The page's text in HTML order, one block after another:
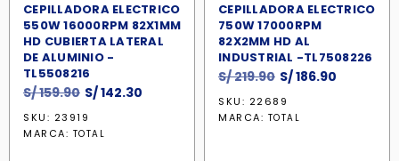
CEPILLADORA ELECTRICO
550W 16000RPM 82X1MM
HD CUBIERTA LATERAL
DE ALUMINIO -
TL5508216
S/159.90 El
precio
original
S/142.30
SKU: 23919
MARCA: TOTAL
CEPILLADORA ELECTRICO
750W 17000RPM
82X2MM HD AL
INDUSTRIAL -TL7508226
S/219.90 El
precio
original
S/186.90
SKU: 22689
MARCA: TOTAL